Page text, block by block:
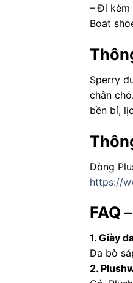
– Đi kèm
Boat
Sperry
chân
bền bỉ,
Dòng
https://
FAQ
1. Giày
Da bò
2.